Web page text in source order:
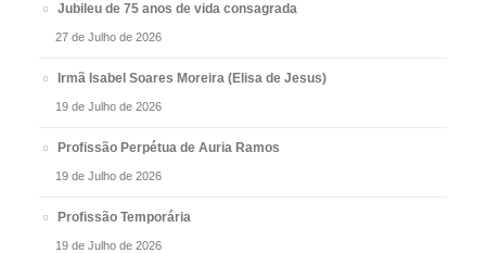
Jubileu de 75 anos de vida consagrada
27 de Julho de 2026
Irmã Isabel Soares Moreira (Elisa de Jesus)
19 de Julho de 2026
Profissão Perpétua de Auria Ramos
19 de Julho de 2026
Profissão Temporária
19 de Julho de 2026